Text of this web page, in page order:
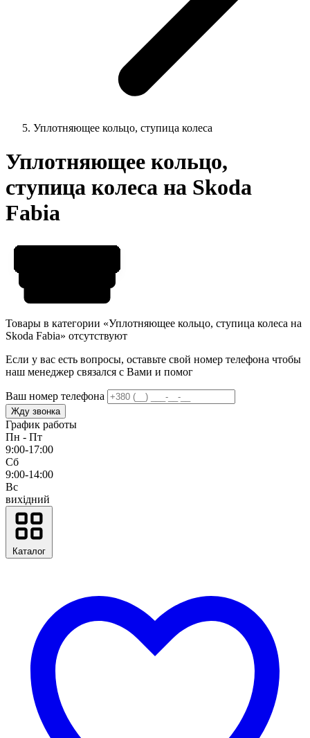
Уплотняющее кольцо, ступица колеса
Уплотняющее кольцо,
ступица колеса на Skoda
Fabia
Товары в категории «Уплотняющее кольцо, ступица колеса на
Skoda Fabia» отсутствуют
Если у вас есть вопросы, оставьте свой номер телефона чтобы
наш менеджер связался с Вами и помог
Ваш номер телефона
Жду звонка
График работы
Пн - Пт
9:00-17:00
Сб
9:00-14:00
Вс
вихідний
Каталог